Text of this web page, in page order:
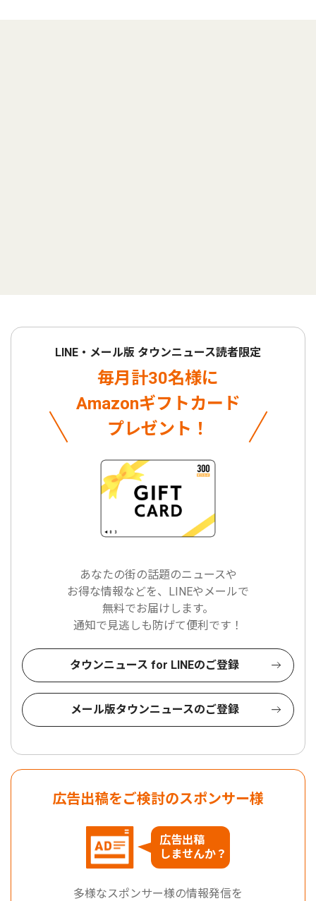
LINE・メール版 タウンニュース読者限定
毎月計30名様に
Amazonギフトカード
プレゼント！
あなたの街の話題のニュースや
お得な情報などを、LINEやメールで
無料でお届けします。
通知で見逃しも防げて便利です！
タウンニュース for LINEのご登録
メール版タウンニュースのご登録
広告出稿をご検討のスポンサー様
広告出稿
しませんか？
多様なスポンサー様の情報発信を